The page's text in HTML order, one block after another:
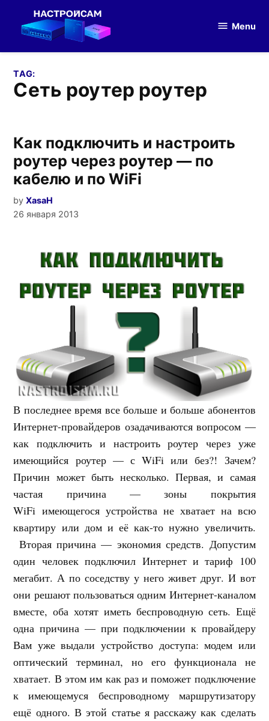
оборудования
Menu
TAG:
сеть роутер роутер
Как подключить и настроить
роутер через роутер — по
кабелю и по WiFi
by XasaH
26 января 2013
В последнее время все больше и больше абонентов
Интернет-провайдеров озадачиваются вопросом —
как подключить и настроить роутер через уже
имеющийся роутер — с WiFi или без?! Зачем?
Причин может быть несколько. Первая, и самая
частая причина — зоны покрытия
WiFi имеющегося устройства не хватает на всю
квартиру или дом и её как-то нужно увеличить.
Вторая причина — экономия средств. Допустим
один человек подключил Интернет и тариф 100
мегабит. А по соседству у него живет друг. И вот
они решают пользоваться одним Интернет-каналом
вместе, оба хотят иметь беспроводную сеть. Ещё
одна причина — при подключении к провайдеру
Вам уже выдали устройство доступа: модем или
оптический терминал, но его функционала не
хватает. В этом им как раз и поможет подключение
к имеющемуся беспроводному маршрутизатору
ещё одного. В этой статье я расскажу как сделать